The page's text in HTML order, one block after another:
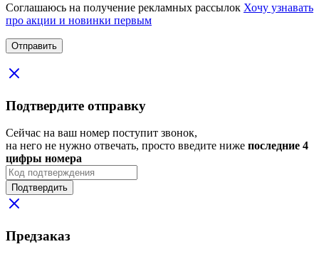
Соглашаюсь на получение рекламных рассылок Хочу узнавать
про акции и новинки первым
Подтвердите отправку
Сейчас на ваш номер поступит звонок,
на него не нужно отвечать, просто введите ниже последние 4
цифры номера
Подтвердить
Предзаказ